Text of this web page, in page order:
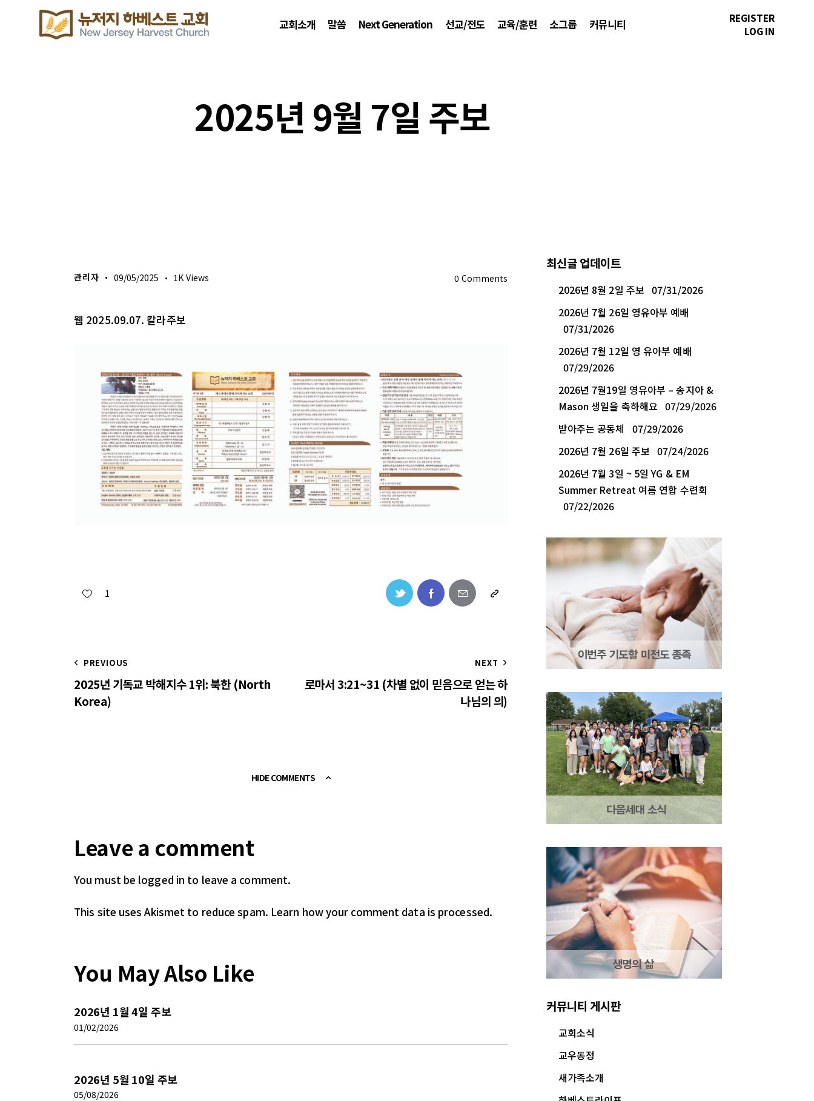
교회소개 말씀 Next Generation 선교/전도 교육/훈련 소그룹 커뮤니티
REGISTER
LOG IN
2025년 9월 7일 주보
관리자 09/05/2025 1K Views 0 Comments
웹 2025.09.07. 칼라주보
1
PREVIOUS
2025년 기독교 박해지수 1위: 북한 (North
Korea)
NEXT
로마서 3:21~31 (차별 없이 믿음으로 얻는 하
나님의 의)
HIDE COMMENTS
Leave a comment
You must be logged in to leave a comment.
This site uses Akismet to reduce spam. Learn how your comment data is processed.
You May Also Like
2026년 1월 4일 주보
01/02/2026
2026년 5월 10일 주보
05/08/2026
최신글 업데이트
2026년 8월 2일 주보 07/31/2026
2026년 7월 26일 영유아부 예배
07/31/2026
2026년 7월 12일 영 유아부 예배
07/29/2026
2026년 7월19일 영유아부 – 송지아 &
Mason 생일을 축하해요 07/29/2026
받아주는 공동체
07/29/2026
2026년 7월 26일 주보 07/24/2026
2026년 7월 3일 ~ 5일 YG & EM
Summer Retreat 여름 연합 수련회
07/22/2026
커뮤니티 게시판
교회소식
교우동정
새가족소개